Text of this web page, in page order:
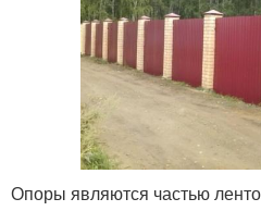
Опоры являются частью